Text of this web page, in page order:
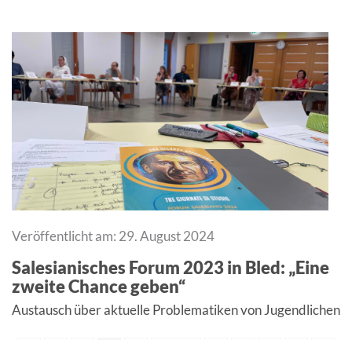
Veröffentlicht am: 29. August 2024
Salesianisches Forum 2023 in Bled: „Eine
zweite Chance geben“
Austausch über aktuelle Problematiken von Jugendlichen